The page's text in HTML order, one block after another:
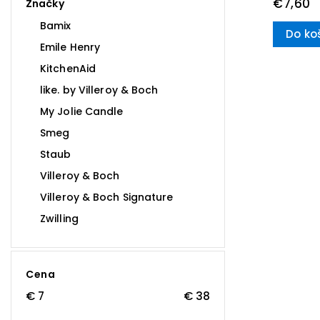
Značky
Bamix
Emile Henry
KitchenAid
like. by Villeroy & Boch
My Jolie Candle
Smeg
Staub
Villeroy & Boch
Villeroy & Boch Signature
Zwilling
Cena
€ 7 € 38
Do